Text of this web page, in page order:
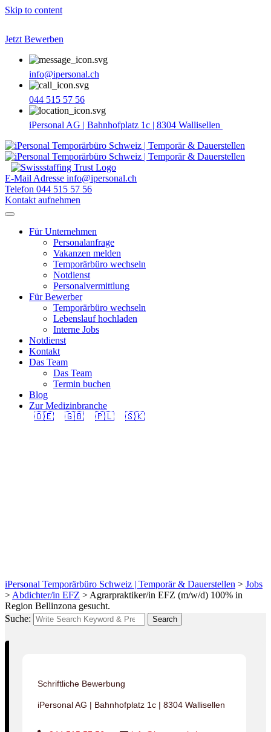
Skip to content
Jetzt Bewerben
info@ipersonal.ch
044 515 57 56
iPersonal AG | Bahnhofplatz 1c | 8304 Wallisellen
E-Mail Adresse info@ipersonal.ch
Telefon 044 515 57 56
Kontakt aufnehmen
Für Unternehmen
Personalanfrage
Vakanzen melden
Temporärbüro wechseln
Notdienst
Personalvermittlung
Für Bewerber
Temporärbüro wechseln
Lebenslauf hochladen
Interne Jobs
Notdienst
Kontakt
Das Team
Das Team
Termin buchen
Blog
Zur Medizinbranche
🇩🇪
🇬🇧 🇵🇱 🇸🇰
iPersonal Temporärbüro Schweiz | Temporär & Dauerstellen > Jobs
> Abdichter/in EFZ > Agrarpraktiker/in EFZ (m/w/d) 100% in
Region Bellinzona gesucht.
Suche:
Search
Schriftliche Bewerbung
iPersonal AG | Bahnhofplatz 1c | 8304 Wallisellen